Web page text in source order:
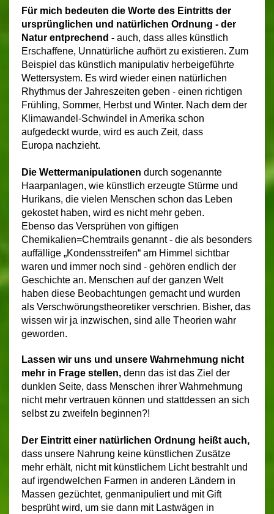
Für mich bedeuten die Worte des Eintritts der
ursprünglichen und natürlichen Ordnung - der
Natur entprechend - auch, dass alles künstlich
Erschaffene, Unnatürliche aufhört zu existieren. Zum
Beispiel das künstlich manipulativ herbeigeführte
Wettersystem. Es wird wieder einen natürlichen
Rhythmus der Jahreszeiten geben - einen richtigen
Frühling, Sommer, Herbst und Winter. Nach dem der
Klimawandel-Schwindel in Amerika schon
aufgedeckt wurde, wird es auch Zeit, dass
Europa nachzieht.
Die Wettermanipulationen durch sogenannte
Haarpanlagen, wie künstlich erzeugte Stürme und
Hurikans, die vielen Menschen schon das Leben
gekostet haben, wird es nicht mehr geben.
Ebenso das Versprühen von giftigen
Chemikalien=Chemtrails genannt - die als besonders
auffällige „Kondensstreifen“ am Himmel sichtbar
waren und immer noch sind - gehören endlich der
Geschichte an. Menschen auf der ganzen Welt
haben diese Beobachtungen gemacht und wurden
als Verschwörungstheoretiker verschrien. Bisher, das
wissen wir ja inzwischen, sind alle Theorien wahr
geworden.
Lassen wir uns und unsere Wahrnehmung nicht
mehr in Frage stellen, denn das ist das Ziel der
dunklen Seite, dass Menschen ihrer Wahrnehmung
nicht mehr vertrauen können und stattdessen an sich
selbst zu zweifeln beginnen?!
Der Eintritt einer natürlichen Ordnung heißt auch,
dass unsere Nahrung keine künstlichen Zusätze
mehr erhält, nicht mit künstlichem Licht bestrahlt und
auf irgendwelchen Farmen in anderen Ländern in
Massen gezüchtet, genmanipuliert und mit Gift
besprüht wird, um sie dann mit Lastwägen in